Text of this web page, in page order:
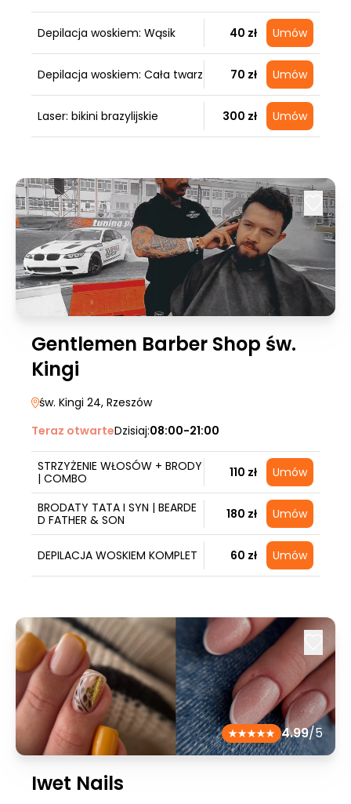
Depilacja woskiem: Wąsik 40 zł Umów
Depilacja woskiem: Cała twarz 70 zł Umów
Laser: bikini brazylijskie 300 zł Umów
Gentlemen Barber Shop św.
Kingi
św. Kingi 24, Rzeszów
Teraz otwarteDzisiaj:08:00-21:00
STRZYŻENIE WŁOSÓW + BRODY
| COMBO
110 zł Umów
BRODATY TATA I SYN | BEARDE
D FATHER & SON
180 zł Umów
DEPILACJA WOSKIEM KOMPLET 60 zł Umów
4.99/5
Iwet Nails